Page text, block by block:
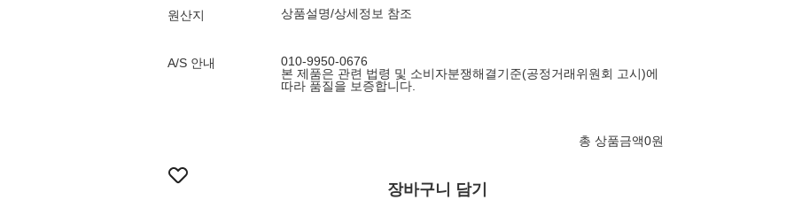
원산지 상품설명/상세정보 참조
A/S 안내
010-9950-0676
본 제품은 관련 법령 및 소비자분쟁해결기준(공정거래위원회 고시)에
따라 품질을 보증합니다.
총 상품금액0원
장바구니 담기